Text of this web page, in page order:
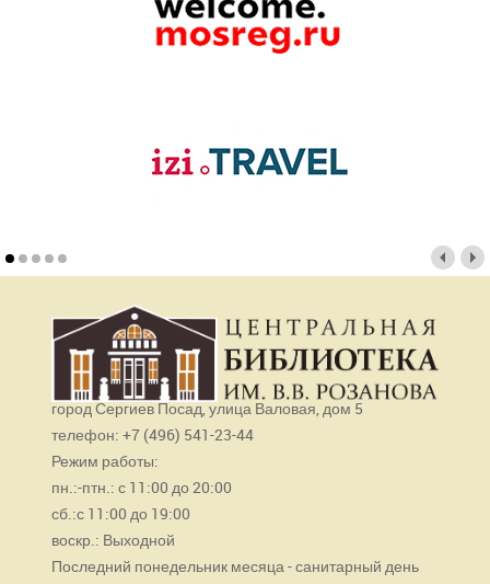
город Сергиев Посад, улица Валовая, дом 5
телефон: +7 (496) 541-23-44
Режим работы:
пн.:-птн.: с 11:00 до 20:00
сб.:с 11:00 до 19:00
воскр.: Выходной
Последний понедельник месяца - санитарный день